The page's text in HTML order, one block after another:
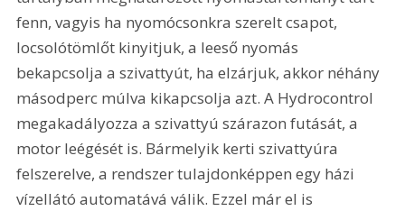
fenn, vagyis ha nyomócsonkra szerelt csapot,
locsolótömlőt kinyitjuk, a leeső nyomás
bekapcsolja a szivattyút, ha elzárjuk, akkor néhány
másodperc múlva kikapcsolja azt. A Hydrocontrol
megakadályozza a szivattyú szárazon futását, a
motor leégését is. Bármelyik kerti szivattyúra
felszerelve, a rendszer tulajdonképpen egy házi
vízellátó automatává válik. Ezzel már el is